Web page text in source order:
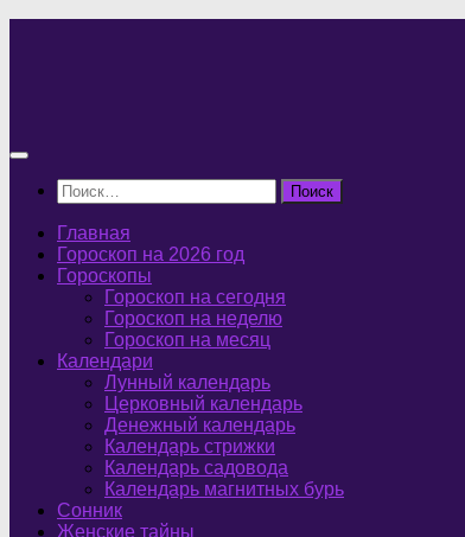
Найти:
Главная
Гороскоп на 2026 год
Гороскопы
Гороскоп на сегодня
Гороскоп на неделю
Гороскоп на месяц
Календари
Лунный календарь
Церковный календарь
Денежный календарь
Календарь стрижки
Календарь садовода
Календарь магнитных бурь
Сонник
Женские тайны